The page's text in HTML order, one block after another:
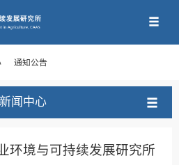
通知公告
新闻中心
环境与可持续发展研究所